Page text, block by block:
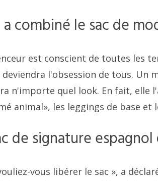
combiné le sac de
est conscient de toutes les
deviendra l'obsession de tous. Un
n'importe quel look. En fait, elle
animal», les leggings de base
de signature
vous libérer le sac », a